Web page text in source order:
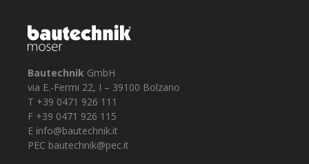
BautechnikGmbH
via E.-Fermi 22, I – 39100 Bolzano
T +39 0471 926 111
F +39 0471 926 115
E info@bautechnik.it
PEC bautechnik@pec.it